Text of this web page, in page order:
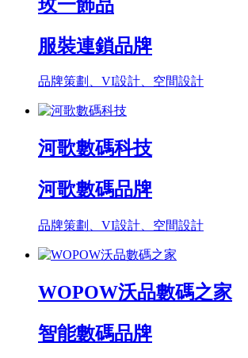
玫一飾品
服裝連鎖品牌
品牌策劃、VI設計、空間設計
河歌數碼科技
河歌數碼品牌
品牌策劃、VI設計、空間設計
WOPOW沃品數碼之家
智能數碼品牌